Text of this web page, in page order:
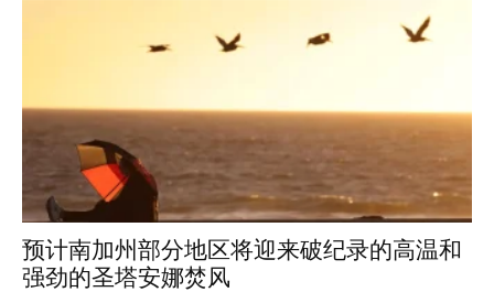
预计南加州部分地区将迎来破纪录的高温和
强劲的圣塔安娜焚风